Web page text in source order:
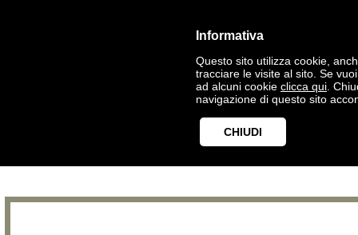
Informativa
Questo sito utilizza cookie,
tracciare le visite al sito. Se
ad alcuni cookie clicca qui .
navigazione di questo sito
CHIUDI